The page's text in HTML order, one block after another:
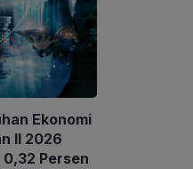
Ekonomi
II 2026
Persen